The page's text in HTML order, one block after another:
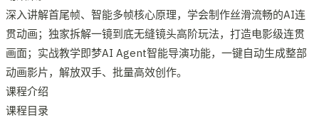
深入讲解首尾帧、智能多帧核心原理，学会制作丝滑流畅的AI连
贯动画；独家拆解一镜到底无缝镜头高阶玩法，打造电影级连贯
画面；实战教学即梦AI Agent智能导演功能，一键自动生成整部
动画影片，解放双手、批量高效创作。
课程介绍
课程目录